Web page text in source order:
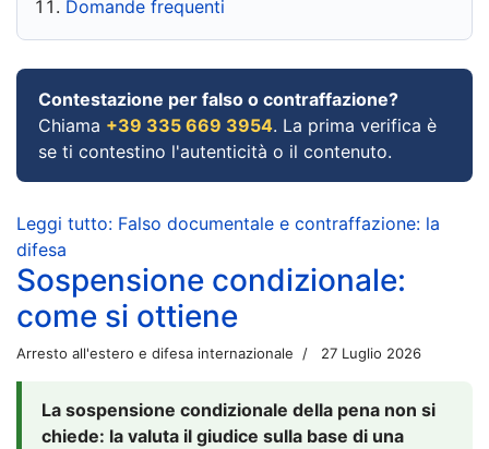
Domande frequenti
Contestazione per falso o contraffazione?
Chiama +39 335 669 3954. La prima verifica è
se ti contestino l'autenticità o il contenuto.
Leggi tutto: Falso documentale e contraffazione: la
difesa
Sospensione condizionale:
come si ottiene
Arresto all'estero e difesa internazionale 27 Luglio 2026
La sospensione condizionale della pena non si
chiede: la valuta il giudice sulla base di una